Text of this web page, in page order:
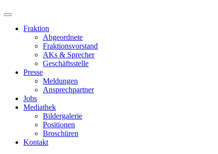
Fraktion
Abgeordnete
Fraktions­vorstand
AKs & Sprecher
Geschäftsstelle
Presse
Meldungen
Ansprechpartner
Jobs
Mediathek
Bildergalerie
Positionen
Broschüren
Kontakt